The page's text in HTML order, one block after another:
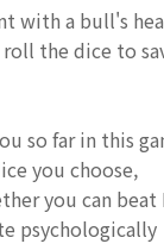
with a bull's
the dice to
so far in this
you choose,
you can
psychologically